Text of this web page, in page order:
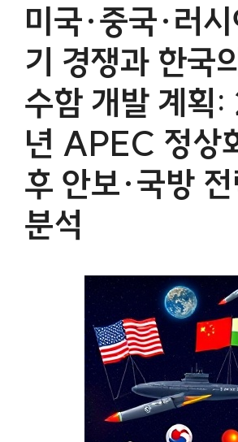
미국·중국·러
기 경쟁과 한국
수함 개발 계
년 APEC 정상
후 안보·국방
분석